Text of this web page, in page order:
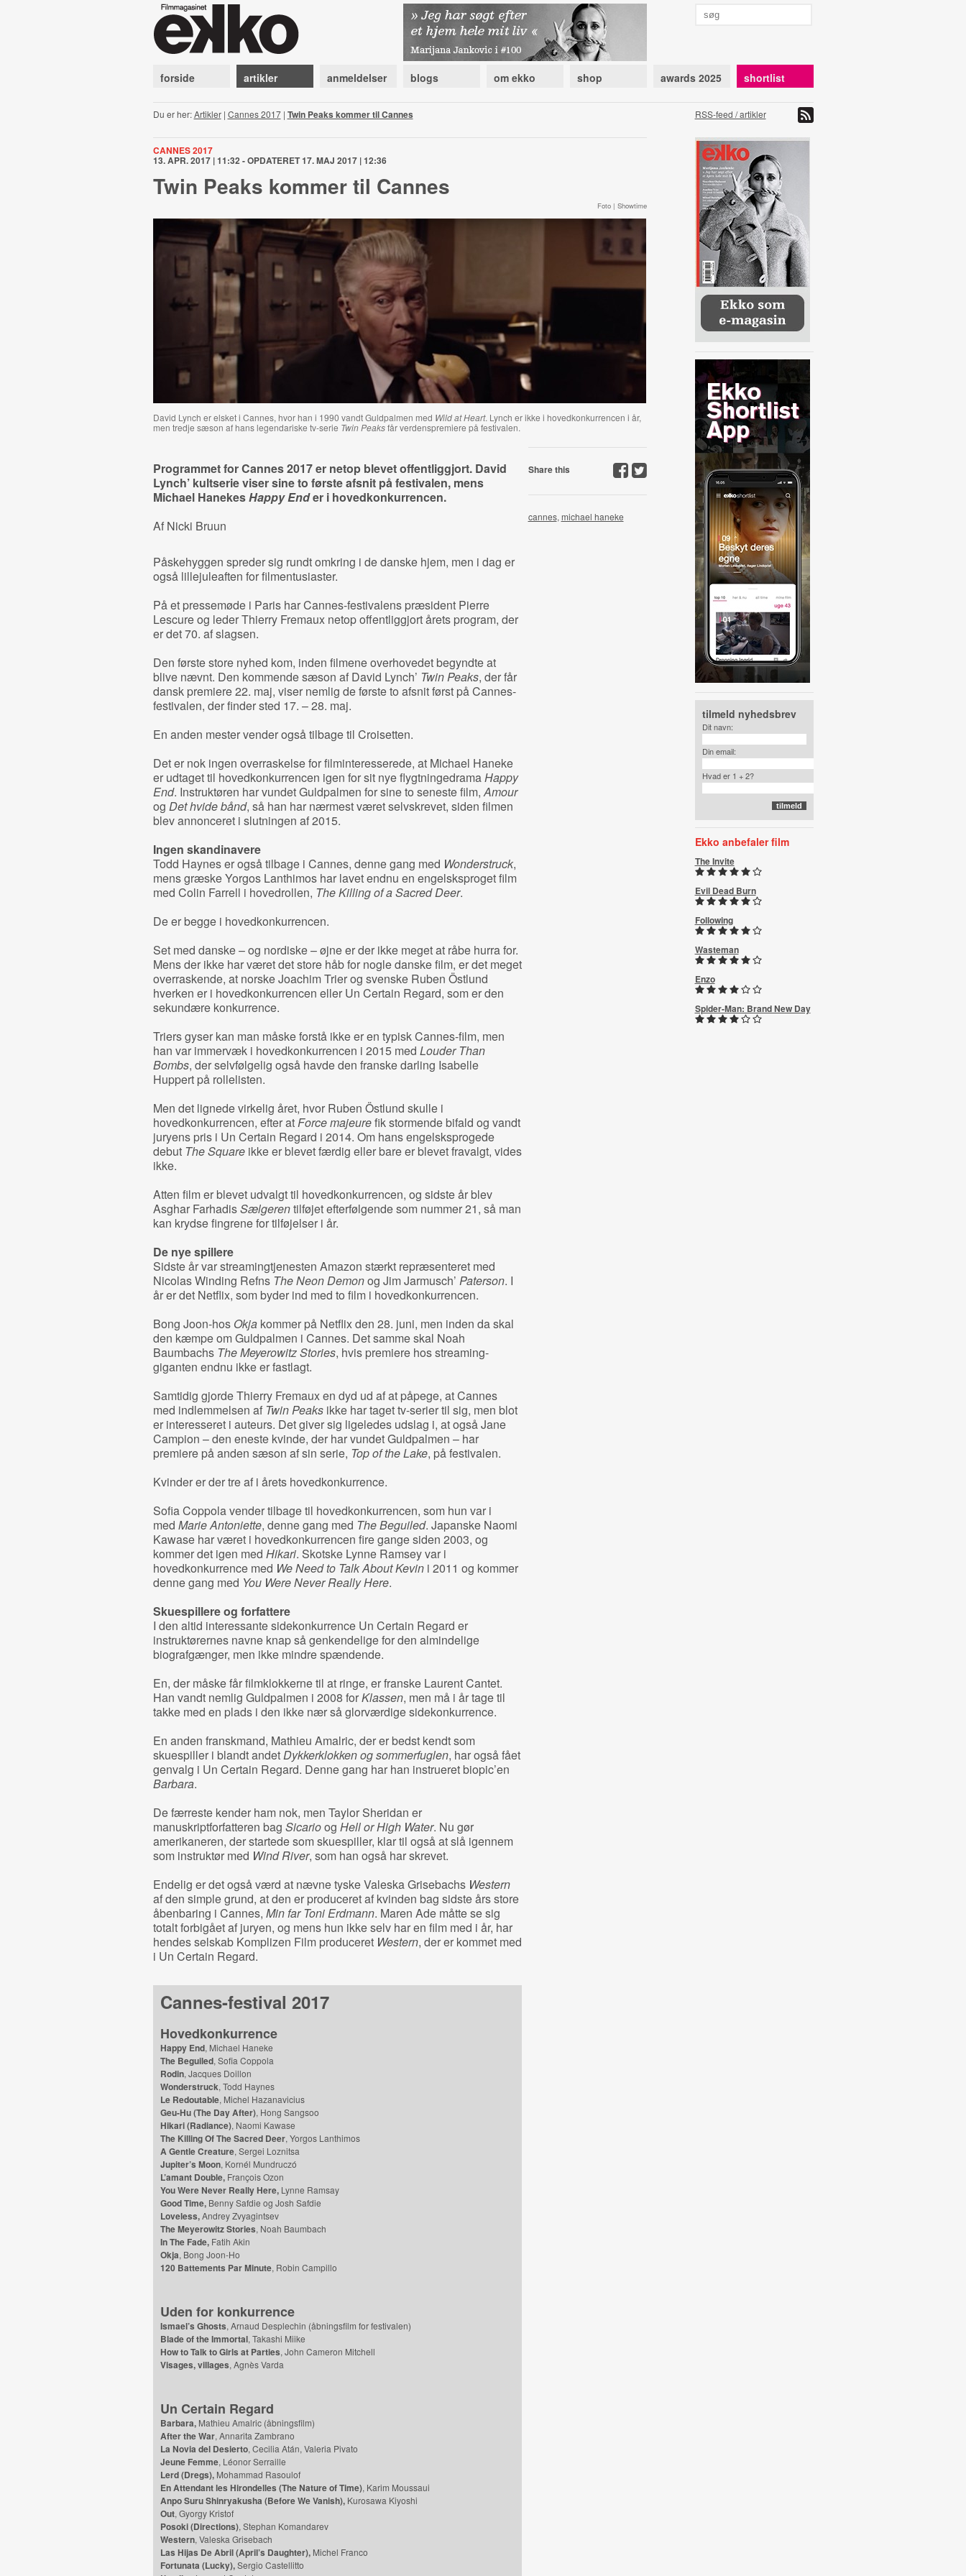
forside artikler anmeldelser blogs om ekko shop awards 2025 shortlist
Du er her:Artikler| Cannes 2017| Twin Peaks kommer til Cannes RSS-feed / artikler
CANNES 2017
13. APR. 2017 | 11:32 - OPDATERET 17. MAJ 2017 | 12:36
Twin Peaks kommer til Cannes
Foto | Showtime
David Lynch er elsket i Cannes, hvor han i 1990 vandt Guldpalmen med Wild at Heart. Lynch er ikke i hovedkonkurrencen i år,
men tredje sæson af hans legendariske tv-serie Twin Peaksfår verdenspremiere på festivalen.
Programmet for Cannes 2017 er netop blevet offentliggjort. David
Lynch’ kultserie viser sine to første afsnit på festivalen, mens
Michael HanekesHappy Ender i hovedkonkurrencen.
Af Nicki Bruun
Påskehyggen spreder sig rundt omkring i de danske hjem, men i dag er
også lillejuleaften for filmentusiaster.
På et pressemøde i Paris har Cannes-festivalens præsident Pierre
Lescure og leder Thierry Fremaux netop offentliggjort årets program, der
er det 70. af slagsen.
Den første store nyhed kom, inden filmene overhovedet begyndte at
blive nævnt. Den kommende sæson af David Lynch’ Twin Peaks, der får
dansk premiere 22. maj, viser nemlig de første to afsnit først på Cannes-
festivalen, der finder sted 17. – 28. maj.
En anden mester vender også tilbage til Croisetten.
Det er nok ingen overraskelse for filminteresserede, at Michael Haneke
er udtaget til hovedkonkurrencen igen for sit nye flygtningedramaHappy
End. Instruktøren har vundet Guldpalmen for sine to seneste film,Amour
og Det hvide bånd, så han har nærmest været selvskrevet, siden filmen
blev annonceret i slutningen af 2015.
Ingen skandinavere
Todd Haynes er også tilbage i Cannes, denne gang med Wonderstruck,
mens græske Yorgos Lanthimos har lavet endnu en engelsksproget film
med Colin Farrell i hovedrollen, The Killing of a Sacred Deer.
De er begge i hovedkonkurrencen.
Set med danske – og nordiske – øjne er der ikke meget at råbe hurra for.
Mens der ikke har været det store håb for nogle danske film, er det meget
overraskende, at norske Joachim Trier og svenske Ruben Östlund
hverken er i hovedkonkurrencen eller Un Certain Regard, som er den
sekundære konkurrence.
Triers gyser kan man måske forstå ikke er en typisk Cannes-film, men
han var immervæk i hovedkonkurrencen i 2015 med Louder Than
Bombs, der selvfølgelig også havde den franske darling Isabelle
Huppert på rollelisten.
Men det lignede virkelig året, hvor Ruben Östlund skulle i
hovedkonkurrencen, efter atForce majeurefik stormende bifald og vandt
juryens pris i Un Certain Regard i 2014. Om hans engelsksprogede
debut The Square ikke er blevet færdig eller bare er blevet fravalgt, vides
ikke.
Atten film er blevet udvalgt til hovedkonkurrencen, og sidste år blev
Asghar FarhadisSælgerentilføjet efterfølgende som nummer 21, så man
kan krydse fingrene for tilføjelser i år.
De nye spillere
Sidste år var streamingtjenesten Amazon stærkt repræsenteret med
Nicolas Winding Refns The Neon Demonog Jim Jarmusch’ Paterson. I
år er det Netflix, som byder ind med to film i hovedkonkurrencen.
Bong Joon-hos Okja kommer på Netflix den 28. juni, men inden da skal
den kæmpe om Guldpalmen i Cannes. Det samme skal Noah
Baumbachs The Meyerowitz Stories, hvis premiere hos streaming-
giganten endnu ikke er fastlagt.
Samtidig gjorde Thierry Fremaux en dyd ud af at påpege, at Cannes
med indlemmelsen af Twin Peaks ikke har taget tv-serier til sig, men blot
er interesseret i auteurs. Det giver sig ligeledes udslag i, at også Jane
Campion – den eneste kvinde, der har vundet Guldpalmen – har
premiere på anden sæson af sin serie, Top of the Lake, på festivalen.
Kvinder er der tre af i årets hovedkonkurrence.
Sofia Coppola vender tilbage til hovedkonkurrencen, som hun var i
med Marie Antoniette, denne gang med The Beguiled. Japanske Naomi
Kawase har været i hovedkonkurrencen fire gange siden 2003, og
kommer det igen med Hikari. Skotske Lynne Ramsey var i
hovedkonkurrence med We Need to Talk About Kevin i 2011 og kommer
denne gang med You Were Never Really Here.
Skuespillere og forfattere
I den altid interessante sidekonkurrence Un Certain Regard er
instruktørernes navne knap så genkendelige for den almindelige
biografgænger, men ikke mindre spændende.
En, der måske får filmklokkerne til at ringe, er franske Laurent Cantet.
Han vandt nemlig Guldpalmen i 2008 forKlassen, men må i år tage til
takke med en plads i den ikke nær så glorværdige sidekonkurrence.
En anden franskmand, Mathieu Amalric, der er bedst kendt som
skuespiller i blandt andetDykkerklokken og sommerfuglen, har også fået
genvalg i Un Certain Regard. Denne gang har han instrueret biopic’en
Barbara.
De færreste kender ham nok, men Taylor Sheridan er
manuskriptforfatteren bag Sicarioog Hell or High Water. Nu gør
amerikaneren, der startede som skuespiller, klar til også at slå igennem
som instruktør med Wind River, som han også har skrevet.
Endelig er det også værd at nævne tyske Valeska Grisebachs Western
af den simple grund, at den er produceret af kvinden bag sidste års store
åbenbaring i Cannes, Min far Toni Erdmann. Maren Ade måtte se sig
totalt forbigået af juryen, og mens hun ikke selv har en film med i år, har
hendes selskab Komplizen Film produceret Western, der er kommet med
i Un Certain Regard.
Cannes-festival 2017
Hovedkonkurrence
Happy End, Michael Haneke
The Beguiled, Sofia Coppola
Rodin, Jacques Doillon
Wonderstruck, Todd Haynes
Le Redoutable, Michel Hazanavicius
Geu-Hu (The Day After), Hong Sangsoo
Hikari (Radiance), Naomi Kawase
The Killing Of The Sacred Deer, Yorgos Lanthimos
A Gentle Creature, Sergei Loznitsa
Jupiter’s Moon, Kornél Mundruczó
L’amant Double,François Ozon
You Were Never Really Here,Lynne Ramsay
Good Time,Benny Safdie og Josh Safdie
Loveless,Andrey Zvyagintsev
The Meyerowitz Stories, Noah Baumbach
In The Fade,Fatih Akin
Okja, Bong Joon-Ho
120 Battements Par Minute, Robin Campillo
Uden for konkurrence
Ismael’s Ghosts, Arnaud Desplechin (åbningsfilm for festivalen)
Blade of the Immortal, Takashi Miike
How to Talk to Girls at Parties, John Cameron Mitchell
Visages, villages, Agnès Varda
Un Certain Regard
Barbara,Mathieu Amalric (åbningsfilm)
After the War, Annarita Zambrano
La Novia del Desierto, Cecilia Atán, Valeria Pivato
Jeune Femme, Léonor Serraille
Lerd (Dregs),Mohammad Rasoulof
En Attendant les Hirondelles (The Nature of Time), Karim Moussaui
Anpo Suru Shinryakusha (Before We Vanish),Kurosawa Kiyoshi
Out, Gyorgy Kristof
Posoki (Directions), Stephan Komandarev
Western, Valeska Grisebach
Las Hijas De Abril (April’s Daughter), Michel Franco
Fortunata (Lucky),Sergio Castellitto
Share this
cannes, michael haneke
tilmeld nyhedsbrev
Dit navn:
Din email:
Hvad er 1 + 2?
Ekko anbefaler film
The Invite
Evil Dead Burn
Following
Wasteman
Enzo
Spider-Man: Brand New Day